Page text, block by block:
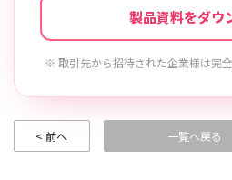
製品資料をダウ
※ 取引先から招待された企業様は完
< 前へ 一覧へ戻る